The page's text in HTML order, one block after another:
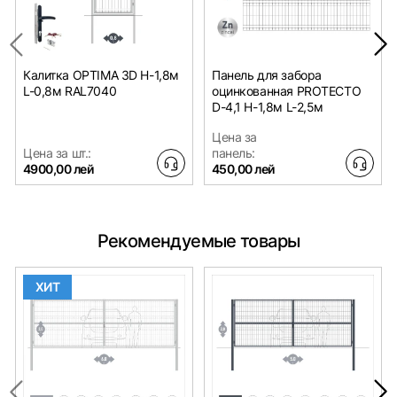
Калитка OPTIMA 3D H-1,8м
L-0,8м RAL7040
Цена за шт.:
4900,00 лей
Панель для забора
оцинкованная PROTECTO
D-4,1 H-1,8м L-2,5м
Цена за
панель:
450,00 лей
Рекомендуемые товары
ХИТ